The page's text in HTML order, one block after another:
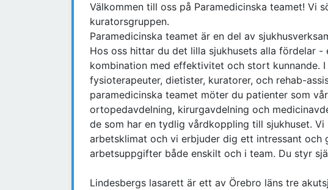
Välkommen till oss på Paramedicinska teamet! Vi
kuratorsgruppen.
Paramedicinska teamet är en del av
Hos oss hittar du det lilla sjukhusets alla fördelar
kombination med effektivitet och stort kunnande.
fysioterapeuter, dietister, kuratorer, och rehab-
paramedicinska teamet möter du patienter som
ortopedavdelning, kirurgavdelning och
de som har en tydlig vårdkoppling till sjukhuset.
arbetsklimat och vi erbjuder dig ett intressant och
arbetsuppgifter både enskilt och i team. Du styr
Lindesbergs lasarett är ett av Örebro läns tre